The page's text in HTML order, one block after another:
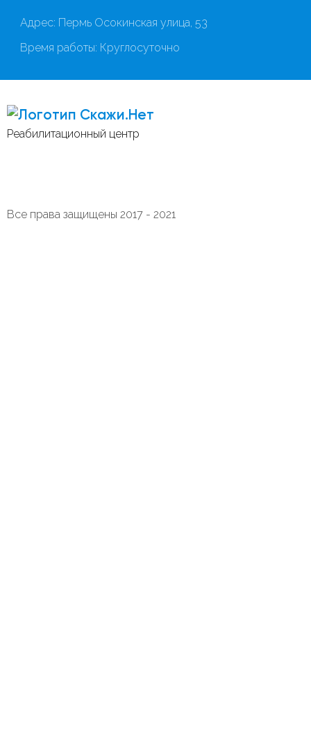
Скажи.Нет
Реабилитационный центр
Все права защищены 2017 - 2021
Адрес: Пермь Осокинская улица, 53
Время работы: Круглосуточно